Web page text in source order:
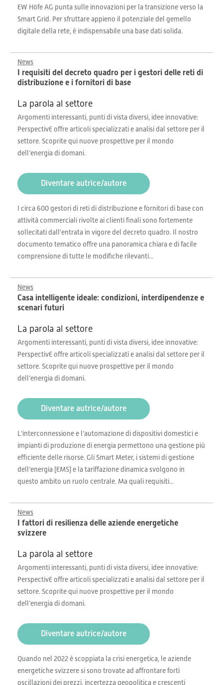
EW Höfe AG punta sulle innovazioni per la transizione verso la
Smart Grid. Per sfruttare appieno il potenziale del gemello
digitale della rete, è indispensabile una base dati solida.
News
I requisiti del decreto quadro per i gestori delle reti di
distribuzione e i fornitori di base
La parola al settore
Argomenti interessanti, punti di vista diversi, idee innovative:
PerspectivE offre articoli specializzati e analisi dal settore per il
settore. Scoprite qui nuove prospettive per il mondo
dell’energia di domani.
Diventare autrice/autore
I circa 600 gestori di reti di distribuzione e fornitori di base con
attività commerciali rivolte ai clienti finali sono fortemente
sollecitati dall'entrata in vigore del decreto quadro. Il nostro
documento tematico offre una panoramica chiara e di facile
comprensione di tutte le modifiche rilevanti...
News
Casa intelligente ideale: condizioni, interdipendenze e
scenari futuri
La parola al settore
Argomenti interessanti, punti di vista diversi, idee innovative:
PerspectivE offre articoli specializzati e analisi dal settore per il
settore. Scoprite qui nuove prospettive per il mondo
dell’energia di domani.
Diventare autrice/autore
L’interconnessione e l’automazione di dispositivi domestici e
impianti di produzione di energia permettono una gestione più
efficiente delle risorse. Gli Smart Meter, i sistemi di gestione
dell’energia (EMS) e la tariffazione dinamica svolgono in
questo ambito un ruolo centrale. Ma quali requisiti...
News
I fattori di resilienza delle aziende energetiche
svizzere
La parola al settore
Argomenti interessanti, punti di vista diversi, idee innovative:
PerspectivE offre articoli specializzati e analisi dal settore per il
settore. Scoprite qui nuove prospettive per il mondo
dell’energia di domani.
Diventare autrice/autore
Quando nel 2022 è scoppiata la crisi energetica, le aziende
energetiche svizzere si sono trovate ad affrontare forti
oscillazioni dei prezzi, incertezza geopolitica e crescenti